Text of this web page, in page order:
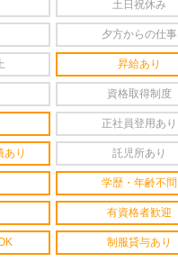
土日祝休み
夕方からの仕事
昇給あり
資格取得制度
正社員登用あり
あり 託児所あり
学歴・年齢不問
有資格者歓迎
制服貸与あり